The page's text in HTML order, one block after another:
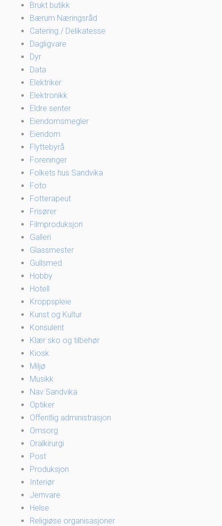
Brukt butikk
Bærum Næringsråd
Catering / Delikatesse
Dagligvare
Dyr
Data
Elektriker
Elektronikk
Eldre senter
Eiendomsmegler
Eiendom
Flyttebyrå
Foreninger
Folkets hus Sandvika
Foto
Fotterapeut
Frisører
Filmproduksjon
Galleri
Glassmester
Gullsmed
Hobby
Hotell
Kroppspleie
Kunst og Kultur
Konsulent
Klær sko og tilbehør
Kiosk
Miljø
Musikk
Nav Sandvika
Optiker
Offentlig administrasjon
Omsorg
Oralkirurgi
Post
Produksjon
Interiør
Jernvare
Helse
Religiøse organisasjoner